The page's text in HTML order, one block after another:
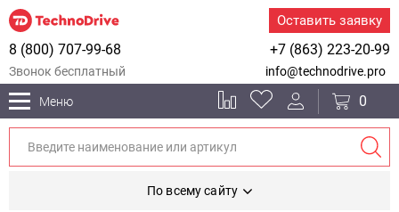
Оставить заявку
+7 (863) 223-20-99
8 (800) 707-99-68
Звонок бесплатный info@technodrive.pro
Меню 0
По всему сайту